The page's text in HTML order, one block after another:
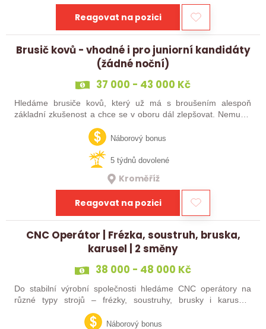
Reagovat na pozici
Brusič kovů - vhodné i pro juniorní kandidáty
(žádné noční)
37 000 - 43 000 Kč
Hledáme brusiče kovů, který už má s broušením alespoň
základní zkušenost a chce se v oboru dál zlepšovat. Nemusíš
abys už někdy pracoval…Náborový bonus
5 týdnů dovolené
Kroměříž
Reagovat na pozici
CNC Operátor | Frézka, soustruh, bruska,
karusel | 2 směny
38 000 - 48 000 Kč
Do stabilní výrobní společnosti hledáme CNC operátory na
různé typy strojů – frézky, soustruhy, brusky i karusely.
Uplatnění u nás najdou zkušení obráběči i absolventi
technických oborů, kteří se…Náborový bonus